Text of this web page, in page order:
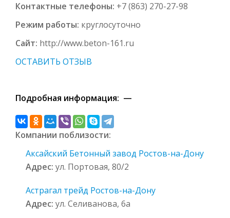
Контактные телефоны: +7 (863) 270-27-98
Режим работы: круглосуточно
Сайт: http://www.beton-161.ru
ОСТАВИТЬ ОТЗЫВ
Подробная информация: —
Компании поблизости:
Аксайский Бетонный завод Ростов-на-Дону
Адрес: ул. Портовая, 80/2
Астрагал трейд Ростов-на-Дону
Адрес: ул. Селиванова, 6а